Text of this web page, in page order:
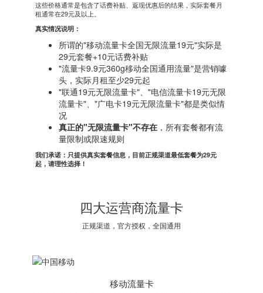
这些价格通常是包含了话费补贴、返现优惠后的结果，实际套餐月
租通常在29元及以上。
真实情况说明：
所谓的"移动流量卡全国无限流量19元"实际是
29元套餐+10元话费补贴
"流量卡9.9元360g移动全国通用流量"是营销噱
头，实际月租至少29元起
"联通19元无限流量卡"、"电信流量卡19元无限
流量卡"、"广电卡19元无限流量卡"都是类似情
况
真正的"无限流量卡"不存在 ，所有套餐都有流
量限制或限速规则
我们承诺：只提供真实套餐信息，目前正规渠道最低套餐为29元
起，请理性选择！
四大运营商流量卡
正规渠道，官方授权，全国通用
移动流量卡